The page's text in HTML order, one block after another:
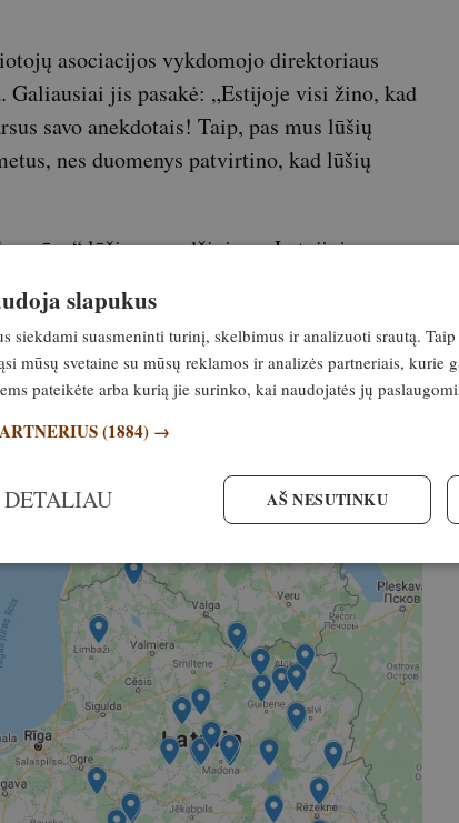
asociacijos vykdomojo direktoriaus
jis pasakė: „Estijoje visi žino, kad
savo anekdotais! Taip, pas mus lūšių
nes duomenys patvirtino, kad lūšių
lūšių sumedžiojama Latvijoje,
kad medžioklė Latvijoje sumažina lūšių
Mes pastebėjome visiškai paprastą
Jie konkurentai, ir kuo daugiau vilkų, tuo
čia akivaizdus ryšys, o ne prielaidos, kad
atvirai: tai estų nacionalinis ypatumas –
leista medžioti 69, o dėl sniego trūkumo
miškų, be sniego nematome pėdsakų,
slapukus
siekdami suasmeninti turinį, skelbimus ir analizuoti srautą.
mūsų svetaine su mūsų reklamos ir analizės partneriais, kurie
pateikėte arba kurią jie surinko, kai naudojatės jų
(1884) →
AŠ NESUTINKU
DETALIAU